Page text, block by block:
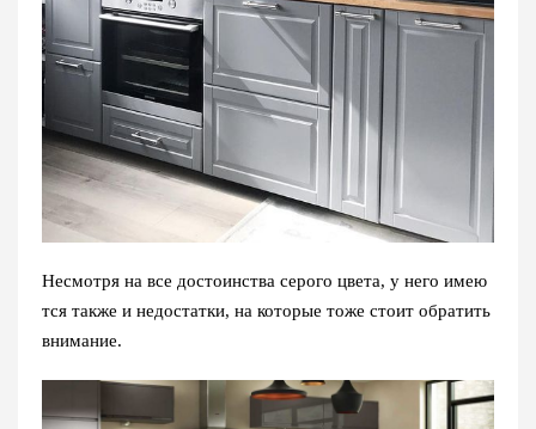
Несмотря на все достоинства серого цвета, у него имею
тся также и недостатки, на которые тоже стоит обратить
внимание.